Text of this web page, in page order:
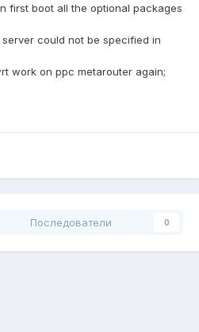
first boot all the optional packages
could not be specified in
work on ppc metarouter again;
Последователи 0